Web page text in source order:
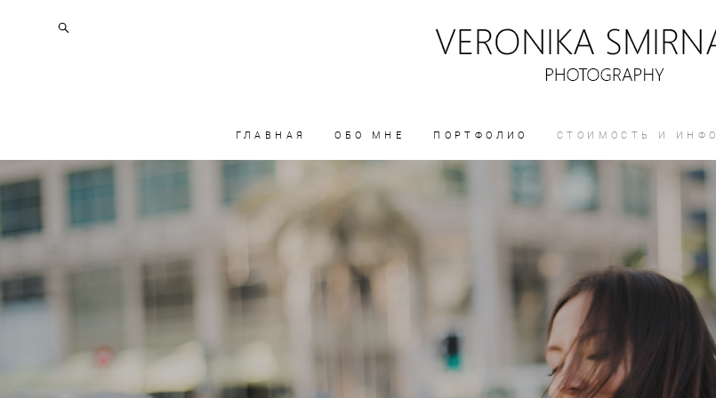
ГЛАВНАЯ ОБО МНЕ ПОРТФОЛИО СТОИМОСТЬ И ИНФО